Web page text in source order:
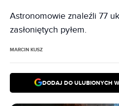
Astronomowie znaleźli 77
zasłoniętych pyłem.
MARCIN KUSZ
DODAJ DO ULUBIONYCH